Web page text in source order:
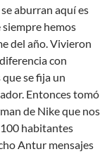
aburran aquí es
hemos
del año. Vivieron
con
se fija un
Entonces tomó
de Nike que nos
habitantes
Antur mensajes